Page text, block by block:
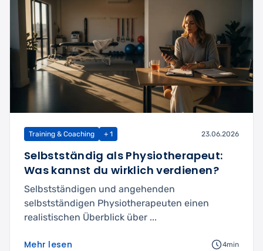
Training & Coaching + 1 23.06.2026
Selbstständig als Physiotherapeut:
Was kannst du wirklich verdienen?
Selbstständigen und angehenden
selbstständigen Physiotherapeuten einen
realistischen Überblick über ...
Mehr lesen 4min